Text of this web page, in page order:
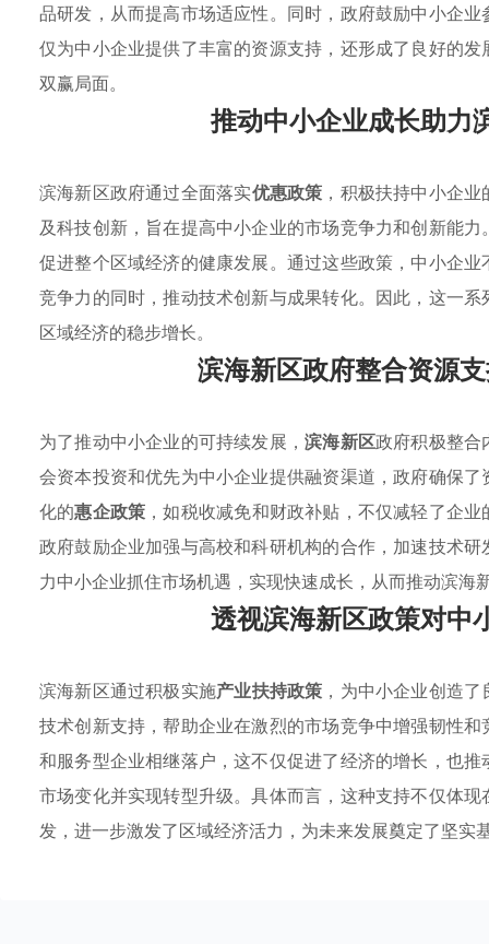
品研发，从而提高市场适应性。同时，政府鼓励中小企
仅为中小企业提供了丰富的资源支持，还形成了良好的
双赢局面。
推动中小企业成长助力
滨海新区政府通过全面落实优惠政策 ，积极扶持中小企
及科技创新，旨在提高中小企业的市场竞争力和创新能
促进整个区域经济的健康发展。通过这些政策，中小企
竞争力的同时，推动技术创新与成果转化。因此，这一
区域经济的稳步增长。
滨海新区政府整合资源
为了推动中小企业的可持续发展，滨海新区政府积极整合
会资本投资和优先为中小企业提供融资渠道，政府确保
化的惠企政策 ，如税收减免和财政补贴，不仅减轻了企
政府鼓励企业加强与高校和科研机构的合作，加速技术
力中小企业抓住市场机遇，实现快速成长，从而推动滨海
透视滨海新区政策对中
滨海新区通过积极实施产业扶持政策 ，为中小企业创造
技术创新支持，帮助企业在激烈的市场竞争中增强韧性和
和服务型企业相继落户，这不仅促进了经济的增长，也推
市场变化并实现转型升级。具体而言，这种支持不仅体
发，进一步激发了区域经济活力，为未来发展奠定了坚实